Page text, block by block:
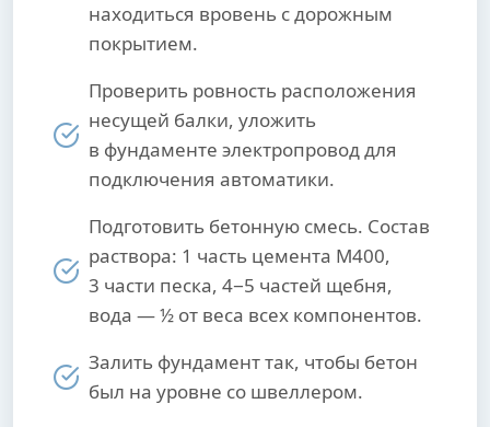
находиться вровень с дорожным
покрытием.
Проверить ровность расположения
несущей балки, уложить
в фундаменте электропровод для
подключения автоматики.
Подготовить бетонную смесь. Состав
раствора: 1 часть цемента М400,
3 части песка, 4−5 частей щебня,
вода — ½ от веса всех компонентов.
Залить фундамент так, чтобы бетон
был на уровне со швеллером.